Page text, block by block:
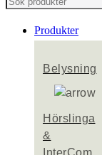
Produkter
Belysning
Hörslinga
&
InterCom